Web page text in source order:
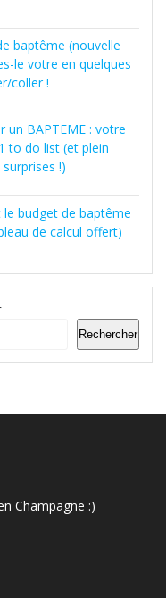
baptême (nouvelle
le votre en quelques
coller !
un BAPTEME : votre
to do list (et plein
!)
budget de baptême
de calcul offert)
Rechercher
Champagne :)